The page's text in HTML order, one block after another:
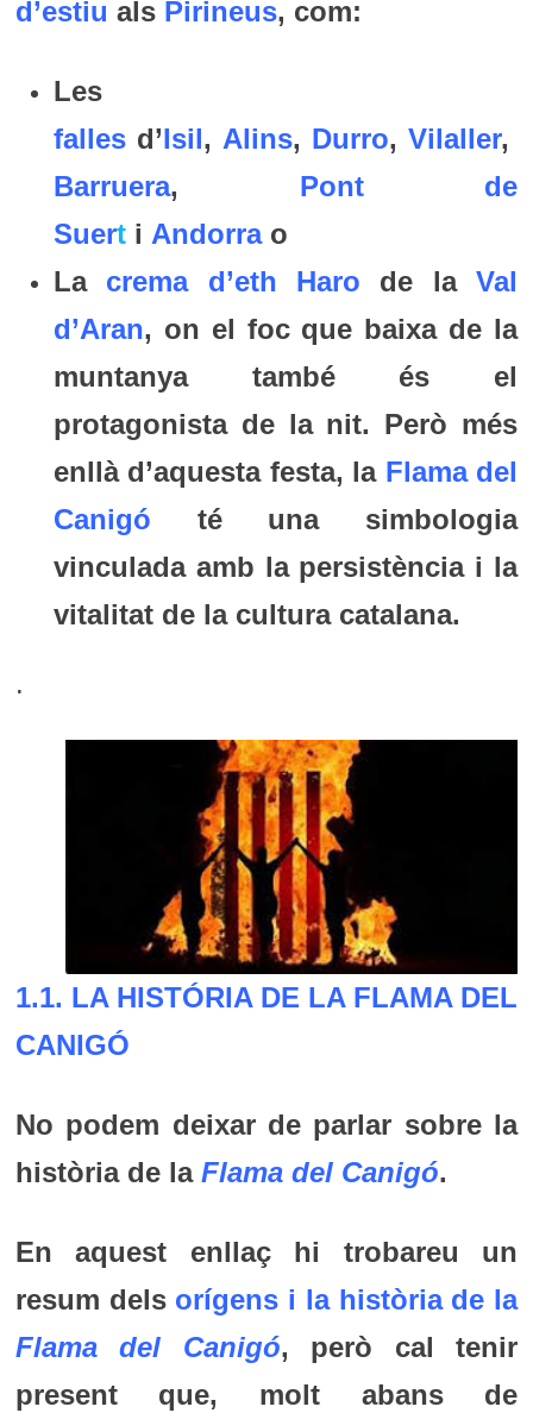
d’estiu als Pirineus, com:
Les
fallesd’Isil, Alins, Durro,Vilaller,
Barruera, Pont de
Suerti Andorrao
La crema d’eth Haro de laVal
d’Aran, on el foc que baixa de la
muntanya també és el
protagonista de la nit. Però més
enllà d’aquesta festa, la Flama del
Canigó té una simbologia
vinculada amb la persistència i la
vitalitat de la cultura catalana.
.
1.1. LA HISTÓRIA DE LA FLAMA DEL
CANIGÓ
No podem deixar de parlar sobre la
història de la Flama del Canigó.
En aquest enllaç hi trobareu un
resum dels orígens i la història de la
Flama del Canigó, però cal tenir
present que, molt abans de